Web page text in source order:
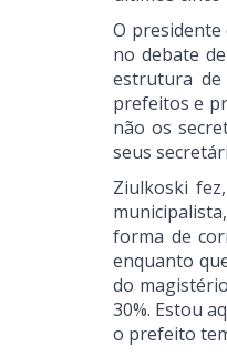
O
no debate
estrutura
prefeitos e
não os
seus
Ziulkoski
forma de
enquanto
do
30%. Estou
o prefeito